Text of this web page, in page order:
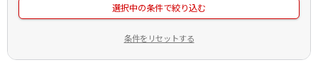
選択中の条件で絞り込む
条件をリセットする